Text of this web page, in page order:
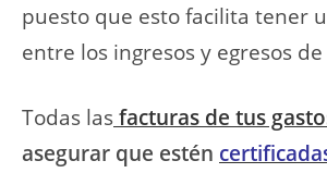
puesto que esto facilita tener
entre los ingresos y egresos
Todas las facturas de tus
asegurar que estén